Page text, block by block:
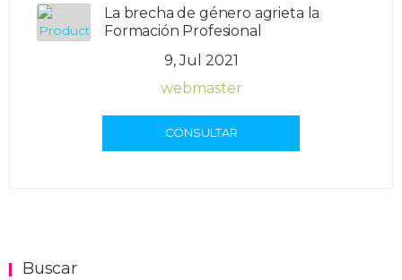
La brecha de género agrieta la
Formación Profesional
9, Jul 2021
webmaster
CONSULTAR
Buscar